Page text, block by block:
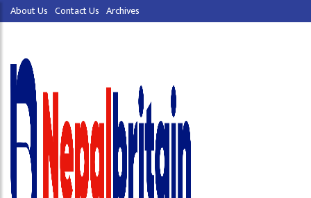
About Us Contact Us Archives